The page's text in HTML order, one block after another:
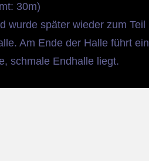
30m)
wurde später wieder zum Teil
Am Ende der Halle führt ein
schmale Endhalle liegt.